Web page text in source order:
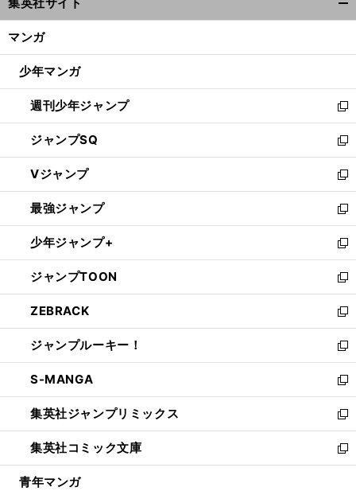
ィ
ン
ウ
開
く
マンガ
少年マンガ
週刊少年ジャンプ
新
し
い
ウ
ィ
ン
ド
ウ
で
開
く
ジャンプSQ
新
し
い
ウ
ィ
ン
ド
ウ
で
開
く
Vジャンプ
新
し
い
ウ
ィ
ン
ド
ウ
で
開
く
最強ジャンプ
新
し
い
ウ
ィ
ン
ド
ウ
で
開
く
少年ジャンプ+
新
し
い
ウ
ィ
ン
ド
ウ
で
開
く
ジャンプTOON
新
し
い
ウ
ィ
ン
ド
ウ
で
開
く
ZEBRACK
新
し
い
ウ
ィ
ン
ド
ウ
で
開
ジャンプルーキー！
新
し
い
ウ
ィ
ン
ド
ウ
S-MANGA
新
し
い
ウ
ィ
ン
集英社ジャンプリミックス
新
し
い
ウ
集英社コミック文庫
新
し
青年マンガ